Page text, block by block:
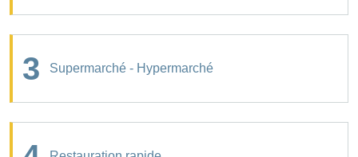
3 Supermarché - Hypermarché